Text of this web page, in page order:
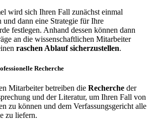
wird sich Ihren Fall zunächst einmal
und dann eine Strategie für Ihre
festlegen. Anhand dessen können dann
an die wissenschaftlichen Mitarbeiter
raschen Ablauf sicherzustellen.
Recherche
Mitarbeiter betreiben die Recherche der
und der Literatur, um Ihren Fall von
zu können und dem Verfassungsgericht alle
zu liefern.